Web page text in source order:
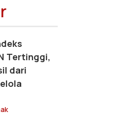
Tertinggi,
dari